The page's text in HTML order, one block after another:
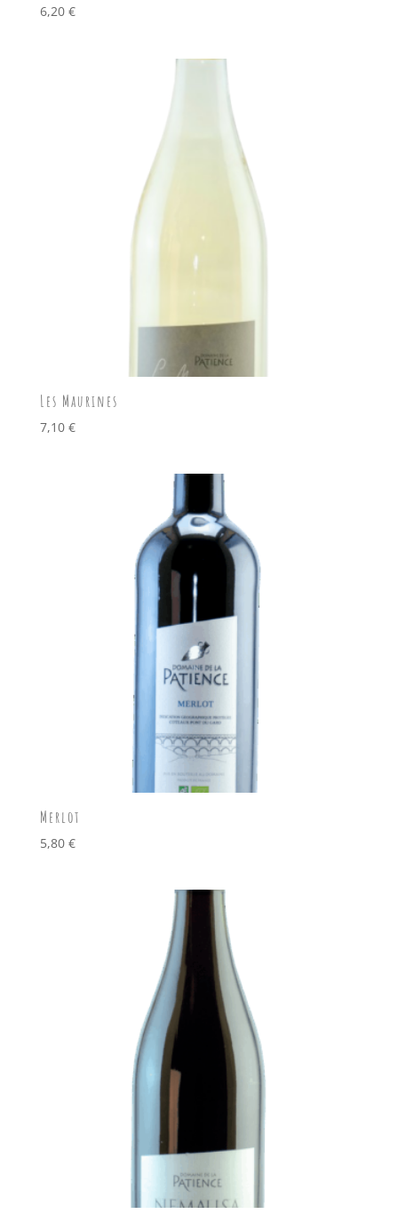
6,20 €
Les Maurines
7,10 €
Merlot
5,80 €